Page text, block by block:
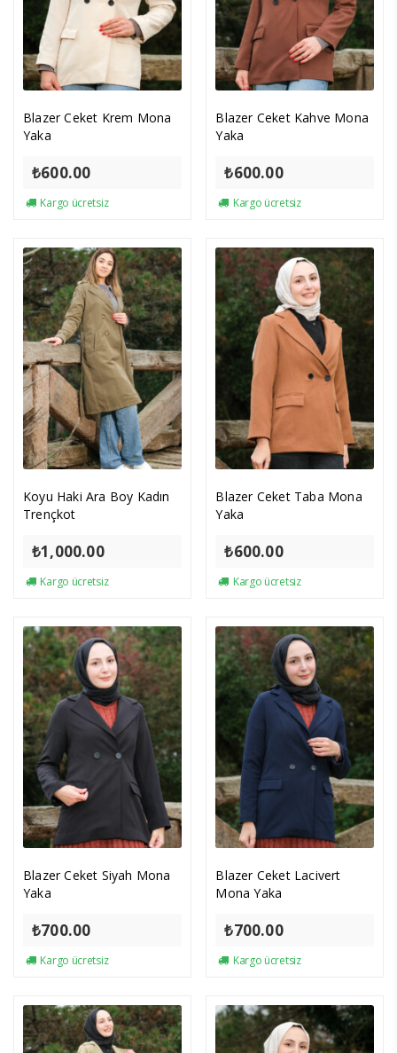
Blazer Ceket Krem Mona
Yaka
₺600.00
Kargo ücretsiz
Blazer Ceket Kahve Mona
Yaka
₺600.00
Kargo ücretsiz
Koyu Haki Ara Boy Kadın
Trençkot
₺1,000.00
Kargo ücretsiz
Blazer Ceket Taba Mona
Yaka
₺600.00
Kargo ücretsiz
Blazer Ceket Siyah Mona
Yaka
₺700.00
Kargo ücretsiz
Blazer Ceket Lacivert
Mona Yaka
₺700.00
Kargo ücretsiz